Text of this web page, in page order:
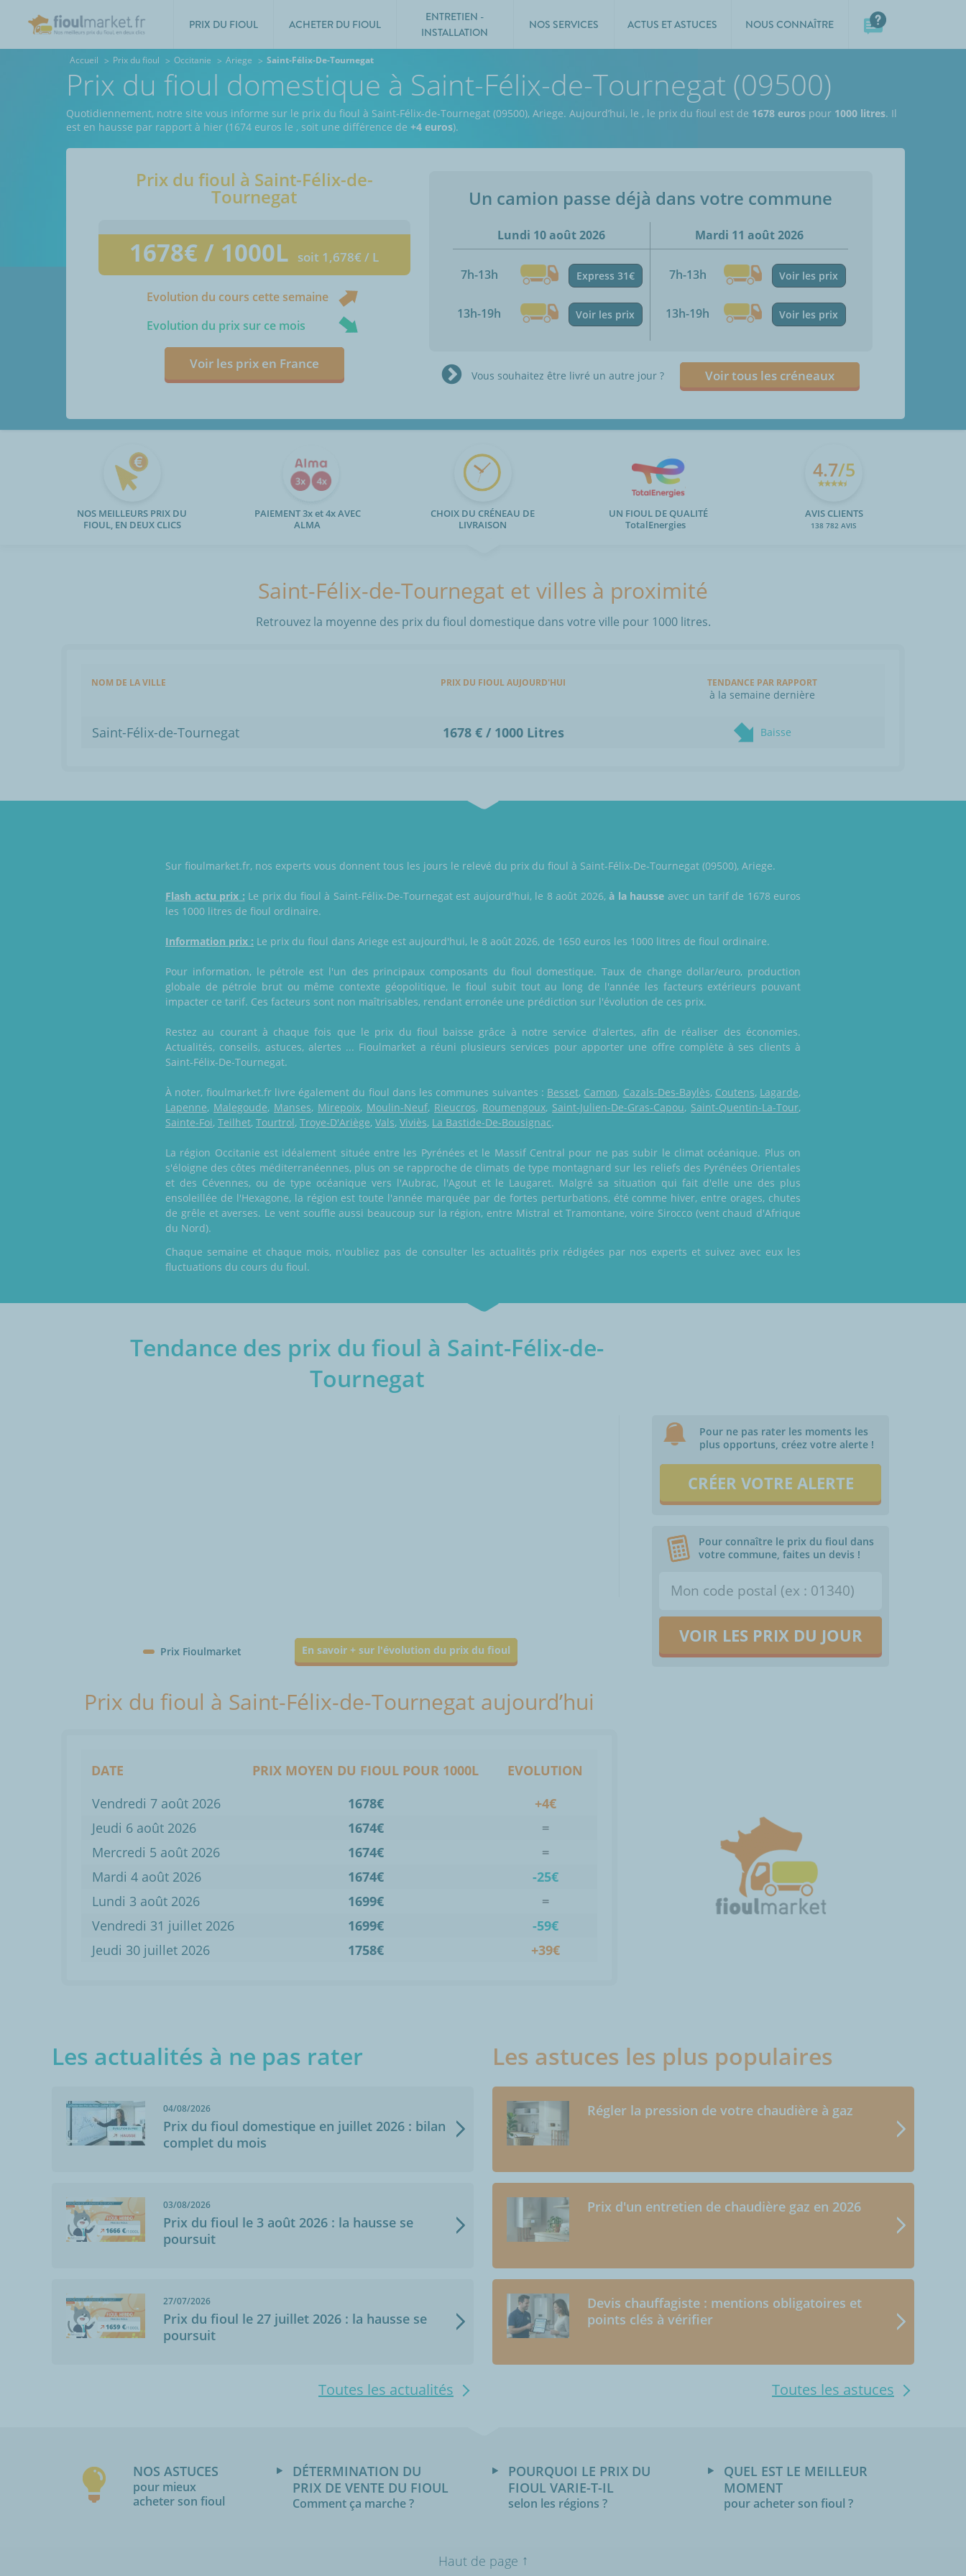
PRIX DU FIOUL ACHETER DU FIOUL
ENTRETIEN -
INSTALLATION
NOS SERVICES ACTUS ET ASTUCES NOUS CONNAÎTRE
Accueil Prix du fioul Occitanie Ariege Saint-Félix-De-Tournegat
Prix du fioul domestique à Saint-Félix-de-Tournegat (09500)
Quotidiennement, notre site vous informe sur le prix du fioul à Saint-Félix-de-Tournegat (09500), Ariege. Aujourd’hui, le , le prix du fioul est de 1678 euros pour 1000 litres. Il
est en hausse par rapport à hier (1674 euros le , soit une différence de +4 euros).
Prix du fioul à Saint-Félix-de-
Tournegat
1678€ / 1000L soit 1,678€ / L
Evolution du cours cette semaine
Evolution du prix sur ce mois
Voir les prix en France
Un camion passe déjà dans votre commune
Lundi 10 août 2026
7h-13h Express 31€
13h-19h Voir les prix
Mardi 11 août 2026
7h-13h Voir les prix
13h-19h Voir les prix
Vous souhaitez être livré un autre jour ? Voir tous les créneaux
NOS MEILLEURS PRIX DU
FIOUL, EN DEUX CLICS
PAIEMENT 3x et 4x AVEC
ALMA
CHOIX DU CRÉNEAU DE
LIVRAISON
UN FIOUL DE QUALITÉ
TotalEnergies
4.7/5
AVIS CLIENTS
138 782 AVIS
Saint-Félix-de-Tournegat et villes à proximité
Retrouvez la moyenne des prix du fioul domestique dans votre ville pour 1000 litres.
NOM DE LA VILLE PRIX DU FIOUL AUJOURD'HUI TENDANCE PAR RAPPORT
à la semaine dernière
Saint-Félix-de-Tournegat 1678 € / 1000 Litres Baisse
Sur fioulmarket.fr, nos experts vous donnent tous les jours le relevé du prix du fioul à Saint-Félix-De-Tournegat (09500), Ariege.
Flash actu prix : Le prix du fioul à Saint-Félix-De-Tournegat est aujourd'hui, le 8 août 2026, à la hausse avec un tarif de 1678 euros
les 1000 litres de fioul ordinaire.
Information prix : Le prix du fioul dans Ariege est aujourd'hui, le 8 août 2026, de 1650 euros les 1000 litres de fioul ordinaire.
Pour information, le pétrole est l'un des principaux composants du fioul domestique. Taux de change dollar/euro, production
globale de pétrole brut ou même contexte géopolitique, le fioul subit tout au long de l'année les facteurs extérieurs pouvant
impacter ce tarif. Ces facteurs sont non maîtrisables, rendant erronée une prédiction sur l'évolution de ces prix.
Restez au courant à chaque fois que le prix du fioul baisse grâce à notre service d'alertes, afin de réaliser des économies.
Actualités, conseils, astuces, alertes ... Fioulmarket a réuni plusieurs services pour apporter une offre complète à ses clients à
Saint-Félix-De-Tournegat.
À noter, fioulmarket.fr livre également du fioul dans les communes suivantes : Besset, Camon, Cazals-Des-Baylès, Coutens, Lagarde,
Lapenne, Malegoude, Manses, Mirepoix, Moulin-Neuf, Rieucros, Roumengoux, Saint-Julien-De-Gras-Capou, Saint-Quentin-La-Tour,
Sainte-Foi, Teilhet, Tourtrol, Troye-D'Ariège, Vals, Viviès, La Bastide-De-Bousignac.
La région Occitanie est idéalement située entre les Pyrénées et le Massif Central pour ne pas subir le climat océanique. Plus on
s'éloigne des côtes méditerranéennes, plus on se rapproche de climats de type montagnard sur les reliefs des Pyrénées Orientales
et des Cévennes, ou de type océanique vers l'Aubrac, l'Agout et le Laugaret. Malgré sa situation qui fait d'elle une des plus
ensoleillée de l'Hexagone, la région est toute l'année marquée par de fortes perturbations, été comme hiver, entre orages, chutes
de grêle et averses. Le vent souffle aussi beaucoup sur la région, entre Mistral et Tramontane, voire Sirocco (vent chaud d'Afrique
du Nord).
Chaque semaine et chaque mois, n'oubliez pas de consulter les actualités prix rédigées par nos experts et suivez avec eux les
fluctuations du cours du fioul.
Tendance des prix du fioul à Saint-Félix-de-
Tournegat
Prix Fioulmarket En savoir + sur l'évolution du prix du fioul
Pour ne pas rater les moments les
plus opportuns, créez votre alerte !
CRÉER VOTRE ALERTE
Pour connaître le prix du fioul dans
votre commune, faites un devis !
VOIR LES PRIX DU JOUR
Prix du fioul à Saint-Félix-de-Tournegat aujourd’hui
DATE PRIX MOYEN DU FIOUL POUR 1000L
EVOLUTION
Vendredi 7 août 2026
1678€
+4€
Jeudi 6 août 2026
1674€
=
Mercredi 5 août 2026
1674€
=
Mardi 4 août 2026
1674€
-25€
Lundi 3 août 2026
1699€
=
Vendredi 31 juillet 2026
1699€
-59€
Jeudi 30 juillet 2026
1758€ +39€
Les actualités à ne pas rater
04/08/2026
Prix du fioul domestique en juillet 2026 : bilan
complet du mois
03/08/2026
Prix du fioul le 3 août 2026 : la hausse se
poursuit
27/07/2026
Prix du fioul le 27 juillet 2026 : la hausse se
poursuit
Toutes les actualités
Les astuces les plus populaires
Régler la pression de votre chaudière à gaz
Prix d'un entretien de chaudière gaz en 2026
Devis chauffagiste : mentions obligatoires et
points clés à vérifier
Toutes les astuces
NOS ASTUCES
pour mieux
acheter son fioul
DÉTERMINATION DU
PRIX DE VENTE DU FIOUL
Comment ça marche ?
POURQUOI LE PRIX DU
FIOUL VARIE-T-IL
selon les régions ?
QUEL EST LE MEILLEUR
MOMENT
pour acheter son fioul ?
Haut de page ↑